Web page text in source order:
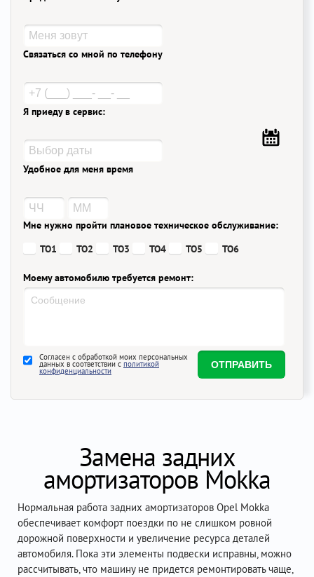
Связаться со мной по телефону
Я приеду в сервис:
Удобное для меня время
Мне нужно пройти плановое техническое обслуживание:
ТО1
ТО2 ТО3 ТО4 ТО5 ТО6
Моему автомобилю требуется ремонт:
Согласен с обработкой моих персональных
данных в соответствии с политикой
конфиденциальности
Замена задних
амортизаторов Mokka
Нормальная работа задних амортизаторов Opel Mokka
обеспечивает комфорт поездки по не слишком ровной
дорожной поверхности и увеличение ресурса деталей
автомобиля. Пока эти элементы подвески исправны, можно
рассчитывать, что машину не придется ремонтировать чаще,